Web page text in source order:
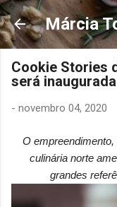
Pular
Márcia
Cookie Stories
será
- novembro 04, 2020
O
culinária norte
grandes